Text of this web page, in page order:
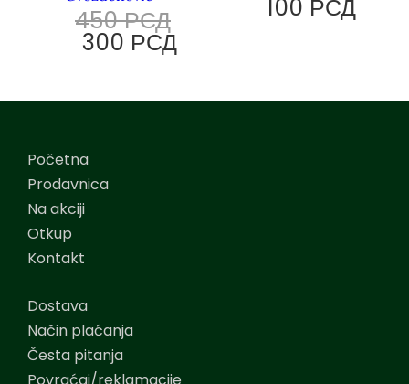
450РСД
300 РСД
100 РСД
Početna
Prodavnica
Na akciji
Otkup
Kontakt
Dostava
Način plaćanja
Česta pitanja
Povraćaj/reklamacije